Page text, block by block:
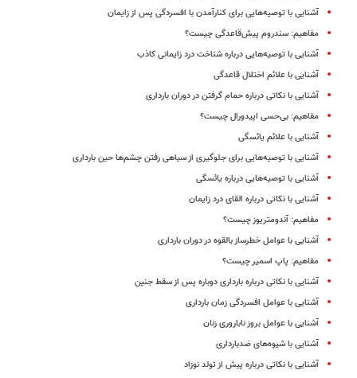
آشنایی با توصیه‌هایی برای کنارآمدن با افسردگی پس از زایمان
مفاهیم: سندروم پیش‌قاعدگی چیست؟
آشنایی با توصیه‌هایی درباره شناخت درد زایمانی کاذب
آشنایی با علائم اختلال قاعدگی
آشنایی با نکاتی درباره حمام گرفتن در دوران بارداری
مفاهیم: بی‌حسی اپیدورال چیست؟
آشنایی با علائم یائسگی
آشنایی با توصیه‌هایی برای جلوگیری از سیاهی رفتن چشم‌ها حین بارداری
آشنایی با توصیه‌هایی درباره یائسگی
آشنایی با نکاتی درباره القای درد زایمان
مفاهیم: آندومتریوز چیست؟
آشنایی با عوامل خطرساز بالقوه در دوران بارداری
مفاهیم: پاپ اسمیر چیست؟
آشنایی با نکاتی درباره بارداری دوباره پس از سقط جنین
آشنایی با عوامل افسردگی زمان بارداری
آشنایی با عوامل بروز ناباروری زنان
آشنایی با شیوه‌های ضدبارداری
آشنایی با نکاتی درباره پیش از تولد نوزاد